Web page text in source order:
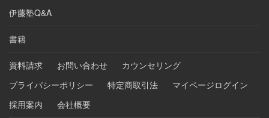
伊藤塾Q&A
書籍
資料請求 お問い合わせ
カウンセリング
プライバシーポリシー
特定商取引法
マイページログイン
採用案内
会社概要